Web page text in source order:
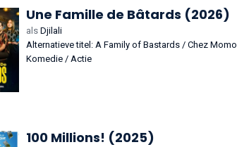
Une Famille de Bâtards (2026)
als Djilali
Alternatieve titel: A Family of Bastards / Chez Momo
Komedie / Actie
100 Millions! (2025)